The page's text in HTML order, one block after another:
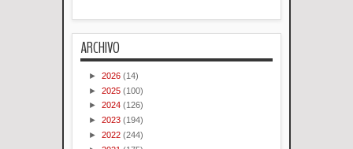
ARCHIVO
► 2026 (14)
► 2025 (100)
► 2024 (126)
► 2023 (194)
► 2022 (244)